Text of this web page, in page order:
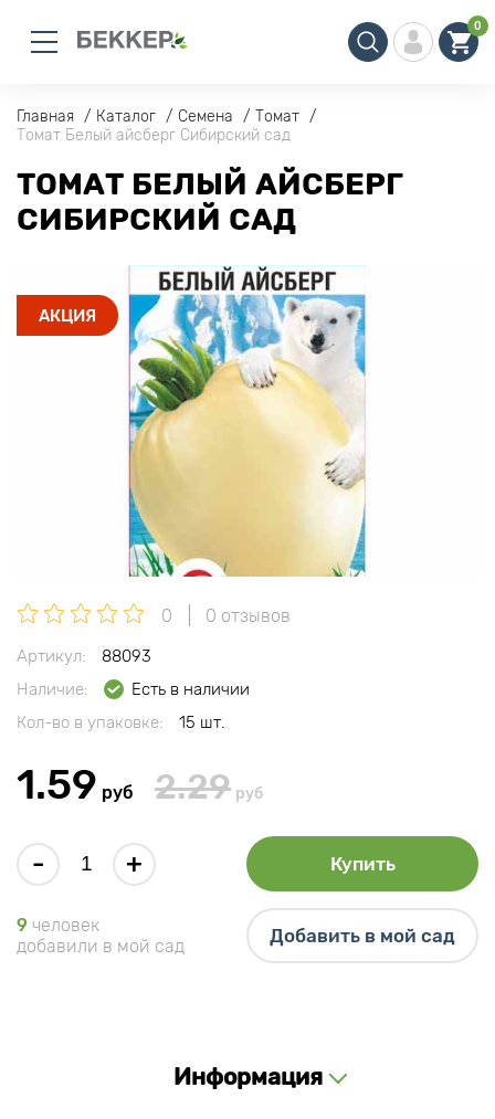
0
Главная Каталог Семена
Томат
Томат Белый айсберг Сибирский сад
ТОМАТ БЕЛЫЙ АЙСБЕРГ
СИБИРСКИЙ САД
АКЦИЯ
0 0 отзывов
Артикул:
88093
Наличие:
Есть в наличии
Кол-во в упаковке:
15 шт.
1.59 руб 2.29 руб
- + Купить
9 человек
добавили в мой сад
Добавить в мой сад
Информация